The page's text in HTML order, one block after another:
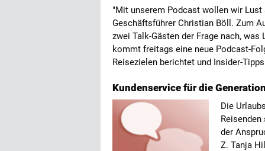
"Mit unserem Podcast wollen wir Lust
Geschäftsführer Christian Böll. Zum
zwei Talk-Gästen der Frage nach,
kommt freitags eine neue Podcast-
Reisezielen berichtet und Insider-
Kundenservice für die
Die
der
Z. Tanja